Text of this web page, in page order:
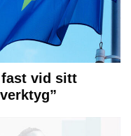
fast vid sitt